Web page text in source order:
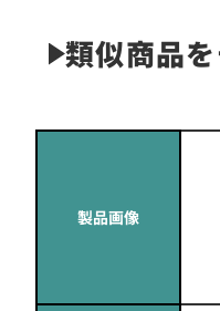
類似商品
製品画像